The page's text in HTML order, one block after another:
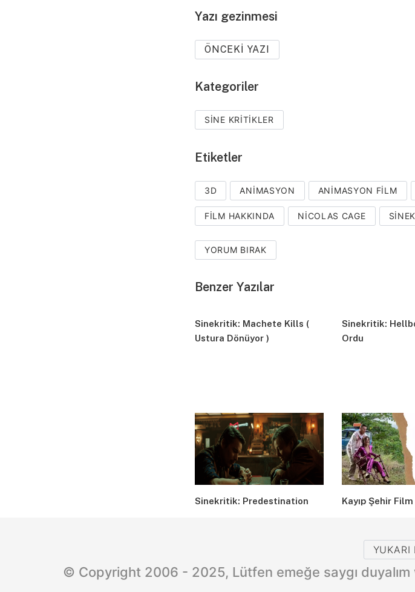
Yazı gezinmesi
ÖNCEKI YAZI
Kategoriler
SINE KRITIKLER
Etiketler
3D ANIMASYON ANIMASYON FILM
FILM HAKKINDA NICOLAS CAGE
YORUM BIRAK
Benzer Yazılar
Sinekritik: Machete Kills (
Ustura Dönüyor )
Sinekritik:
Ordu
Sinekritik: Predestination Kayıp Şehir
YUKARI
© Copyright 2006 - 2025, Lütfen emeğe saygı